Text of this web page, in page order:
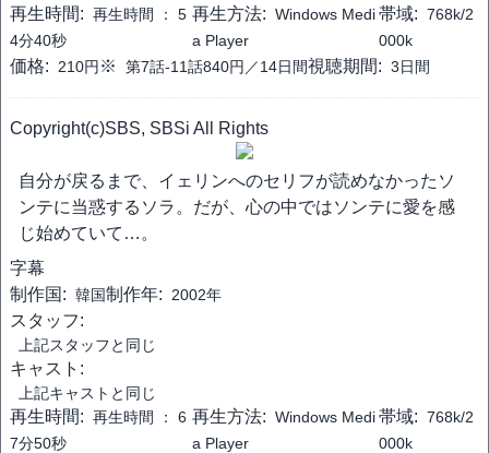
再生時間: 再生時間 ： 5
4分40秒
再生方法: Windows Medi
a Player
帯域: 768k/2
000k
価格: 210円 ※ 第7話-11話840円／14日間視聴期間: 3日間
Copyright(c)SBS, SBSi All Rights
自分が戻るまで、イェリンへのセリフが読めなかったソ
ンテに当惑するソラ。だが、心の中ではソンテに愛を感
じ始めていて…。
字幕
制作国: 韓国制作年: 2002年
スタッフ:
上記スタッフと同じ
キャスト:
上記キャストと同じ
再生時間: 再生時間 ： 6
7分50秒
再生方法: Windows Medi
a Player
帯域: 768k/2
000k